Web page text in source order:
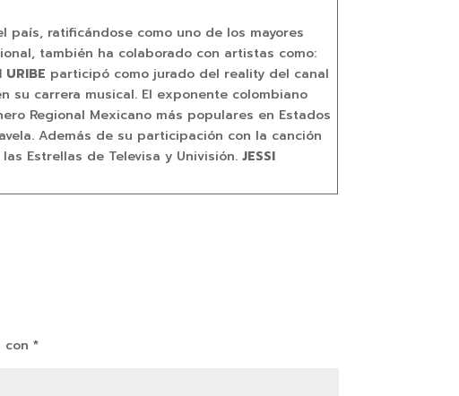
ratificándose como uno de los mayores
también ha colaborado con artistas como:
URIBE participó como jurado del reality del canal
su carrera musical. El exponente colombiano
Regional Mexicano más populares en Estados
Además de su participación con la canción
las Estrellas de Televisa y Univisión.JESSI
con*